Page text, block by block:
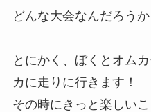
どんな大会なんだろう
とにかく、ぼくとオム
カに走りに行きます！
その時にきっと楽しい